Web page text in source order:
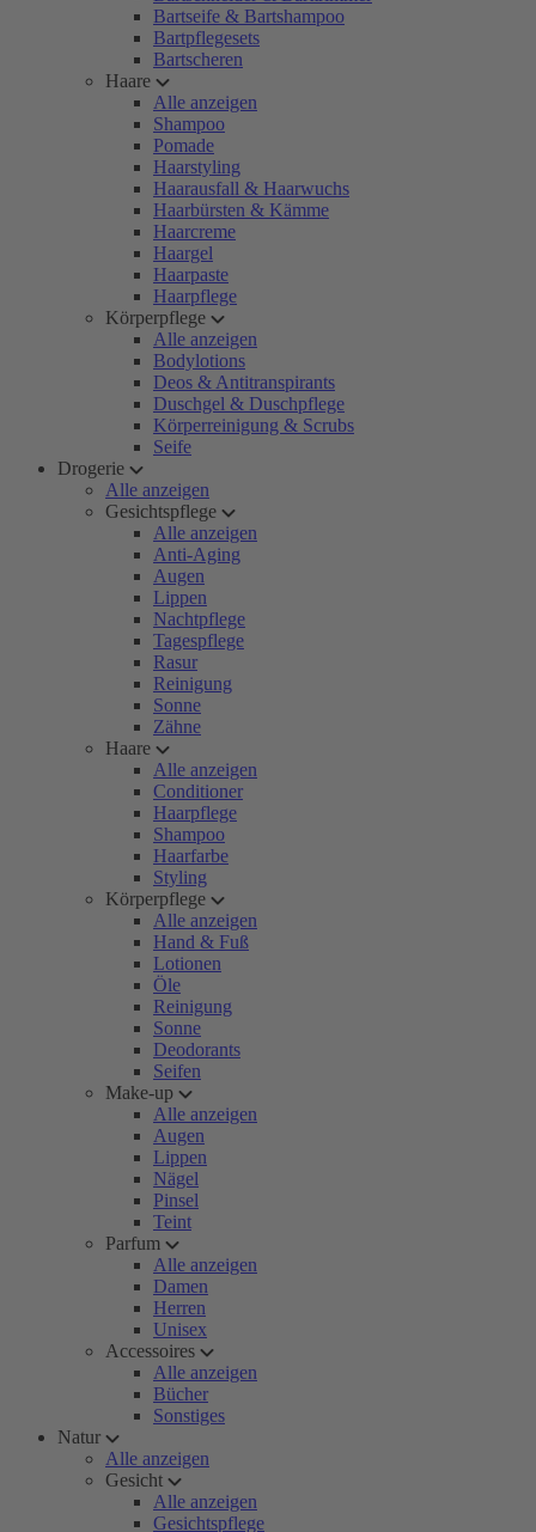
Bartseife & Bartshampoo
Bartpflegesets
Bartscheren
Haare
Alle anzeigen
Shampoo
Pomade
Haarstyling
Haarausfall & Haarwuchs
Haarbürsten & Kämme
Haarcreme
Haargel
Haarpaste
Haarpflege
Körperpflege
Alle anzeigen
Bodylotions
Deos & Antitranspirants
Duschgel & Duschpflege
Körperreinigung & Scrubs
Seife
Drogerie
Alle anzeigen
Gesichtspflege
Alle anzeigen
Anti-Aging
Augen
Lippen
Nachtpflege
Tagespflege
Rasur
Reinigung
Sonne
Zähne
Haare
Alle anzeigen
Conditioner
Haarpflege
Shampoo
Haarfarbe
Styling
Körperpflege
Alle anzeigen
Hand & Fuß
Lotionen
Öle
Reinigung
Sonne
Deodorants
Seifen
Make-up
Alle anzeigen
Augen
Lippen
Nägel
Pinsel
Teint
Parfum
Alle anzeigen
Damen
Herren
Unisex
Accessoires
Alle anzeigen
Bücher
Sonstiges
Natur
Alle anzeigen
Gesicht
Alle anzeigen
Gesichtspflege